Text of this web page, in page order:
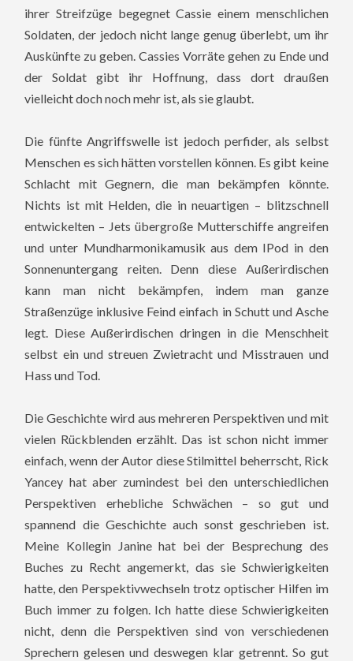
ihrer Streifzüge begegnet Cassie einem menschlichen
Soldaten, der jedoch nicht lange genug überlebt, um ihr
Auskünfte zu geben. Cassies Vorräte gehen zu Ende und
der Soldat gibt ihr Hoffnung, dass dort draußen
vielleicht doch noch mehr ist, als sie glaubt.
Die fünfte Angriffswelle ist jedoch perfider, als selbst
Menschen es sich hätten vorstellen können. Es gibt keine
Schlacht mit Gegnern, die man bekämpfen könnte.
Nichts ist mit Helden, die in neuartigen – blitzschnell
entwickelten – Jets übergroße Mutterschiffe angreifen
und unter Mundharmonikamusik aus dem IPod in den
Sonnenuntergang reiten. Denn diese Außerirdischen
kann man nicht bekämpfen, indem man ganze
Straßenzüge inklusive Feind einfach in Schutt und Asche
legt. Diese Außerirdischen dringen in die Menschheit
selbst ein und streuen Zwietracht und Misstrauen und
Hass und Tod.
Die Geschichte wird aus mehreren Perspektiven und mit
vielen Rückblenden erzählt. Das ist schon nicht immer
einfach, wenn der Autor diese Stilmittel beherrscht, Rick
Yancey hat aber zumindest bei den unterschiedlichen
Perspektiven erhebliche Schwächen – so gut und
spannend die Geschichte auch sonst geschrieben ist.
Meine Kollegin Janine hat bei der Besprechung des
Buches zu Recht angemerkt, das sie Schwierigkeiten
hatte, den Perspektivwechseln trotz optischer Hilfen im
Buch immer zu folgen. Ich hatte diese Schwierigkeiten
nicht, denn die Perspektiven sind von verschiedenen
Sprechern gelesen und deswegen klar getrennt. So gut